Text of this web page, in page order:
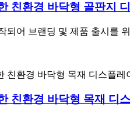
친환경 바닥형 골판지
되어 브랜딩 및 제품 출시를
친환경 바닥형 목재 디스